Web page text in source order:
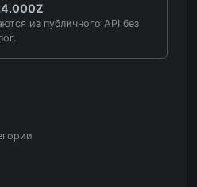
из публичного API без